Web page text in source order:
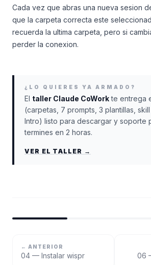
Cada vez que abras una nueva sesion
que la carpeta correcta este
recuerda la ultima carpeta, pero si
perder la conexion.
¿LO QUIERES YA ARMADO?
El taller Claude CoWorkte entrega
(carpetas, 7 prompts, 3 plantillas,
Intro) listo para descargar y soporte
termines en 2 horas.
VER EL TALLER →
← ANTERIOR
04 — Instalar wispr 06